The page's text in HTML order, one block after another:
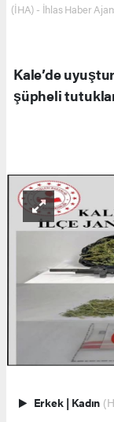
(İHA) - İhlas Haber
Kale’de
şüpheli
Erkek | Kadın